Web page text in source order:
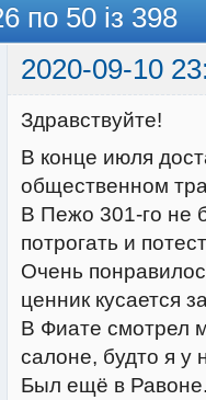
по 50 із 398
2020-09-10
Здравствуйте!
В конце июля
общественном
В Пежо 301-го не
потрогать и
Очень
ценник кусается
В Фиате смотрел
салоне, будто я у
Был ещё в